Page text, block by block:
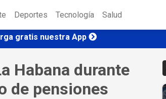
Deportes Tecnología Salud
gratis nuestra App
Habana durante
de pensiones